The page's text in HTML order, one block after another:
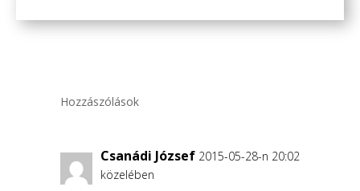
Hozzászólások
Csanádi József 2015-05-28-n 20:02
közelében